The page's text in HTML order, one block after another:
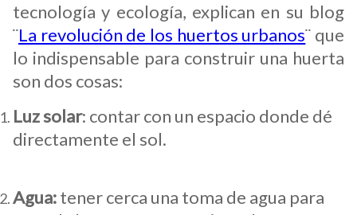
tecnología y ecología, explican en su blog
¨La revolución de los huertos urbanos¨ que
lo indispensable para construir una huerta
son dos cosas:
Luz solar: contar con un espacio donde dé
directamente el sol.
Agua:tener cerca una toma de agua para